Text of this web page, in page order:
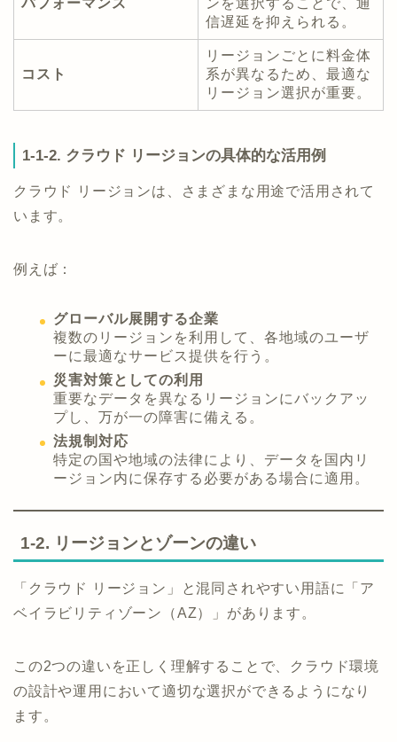
信遅延を抑えられる。
コスト
リージョンごとに料金体
系が異なるため、最適な
リージョン選択が重要。
1-1-2. クラウド リージョンの具体的な活用例
クラウド リージョンは、さまざまな用途で活用されて
います。
例えば：
グローバル展開する企業
複数のリージョンを利用して、各地域のユーザ
ーに最適なサービス提供を行う。
災害対策としての利用
重要なデータを異なるリージョンにバックアッ
プし、万が一の障害に備える。
法規制対応
特定の国や地域の法律により、データを国内リ
ージョン内に保存する必要がある場合に適用。
1-2. リージョンとゾーンの違い
「クラウド リージョン」と混同されやすい用語に「ア
ベイラビリティゾーン（AZ）」があります。
この2つの違いを正しく理解することで、クラウド環境
の設計や運用において適切な選択ができるようになり
ます。